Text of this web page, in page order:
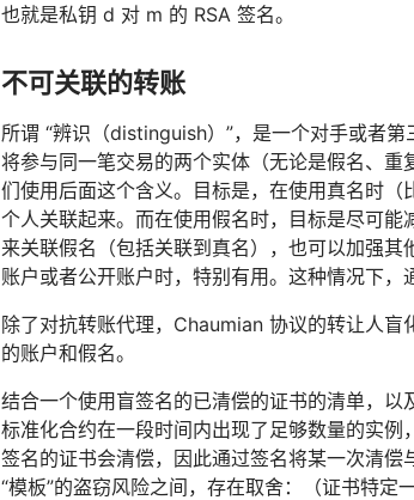
也就是私钥 d 对 m 的 RSA 签名。
不可关联的转账
所谓 “辨识（distinguish）”，是一个对手或者
将参与同一笔交易的两个实体（无论是假名、
们使用后面这个含义。目标是，在使用真名时
个人关联起来。而在使用假名时，目标是尽可
来关联假名（包括关联到真名），也可以加强
账户或者公开账户时，特别有用。这种情况下，
除了对抗转账代理，Chaumian 协议的转让人
的账户和假名。
结合一个使用盲签名的已清偿的证书的清单，
标准化合约在一段时间内出现了足够数量的实
签名的证书会清偿，因此通过签名将某一次清
“模板”的盗窃风险之间，存在取舍：（证书特